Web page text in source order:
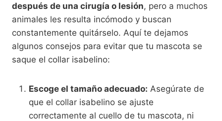
después de una cirugía o lesión, pero a muchos
animales les resulta incómodo y buscan
constantemente quitárselo. Aquí te dejamos
algunos consejos para evitar que tu mascota se
saque el collar isabelino:
Escoge el tamaño adecuado: Asegúrate de
que el collar isabelino se ajuste
correctamente al cuello de tu mascota, ni